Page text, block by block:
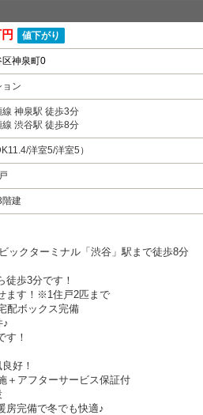
値下がり
神泉町0
ン
神泉駅 徒歩3分
渋谷駅 徒歩8分
洋室5/洋室5）
階建
ックターミナル「渋谷」駅まで徒歩8分
歩3分です！
ます！※1住戸2匹まで
配ボックス完備
♪
す！
好！
＋アフターサービス保証付
房完備で冬でも快適♪